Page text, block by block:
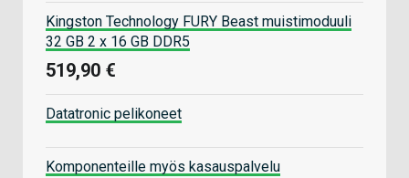
Kingston Technology FURY Beast muistimoduuli
32 GB 2 x 16 GB DDR5
519,90 €
Datatronic pelikoneet
Komponenteille myös kasauspalvelu